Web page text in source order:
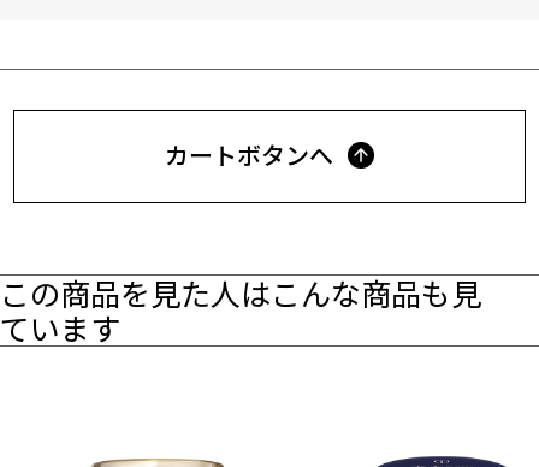
カートボタンへ
この商品を見た人はこんな商品も見
ています